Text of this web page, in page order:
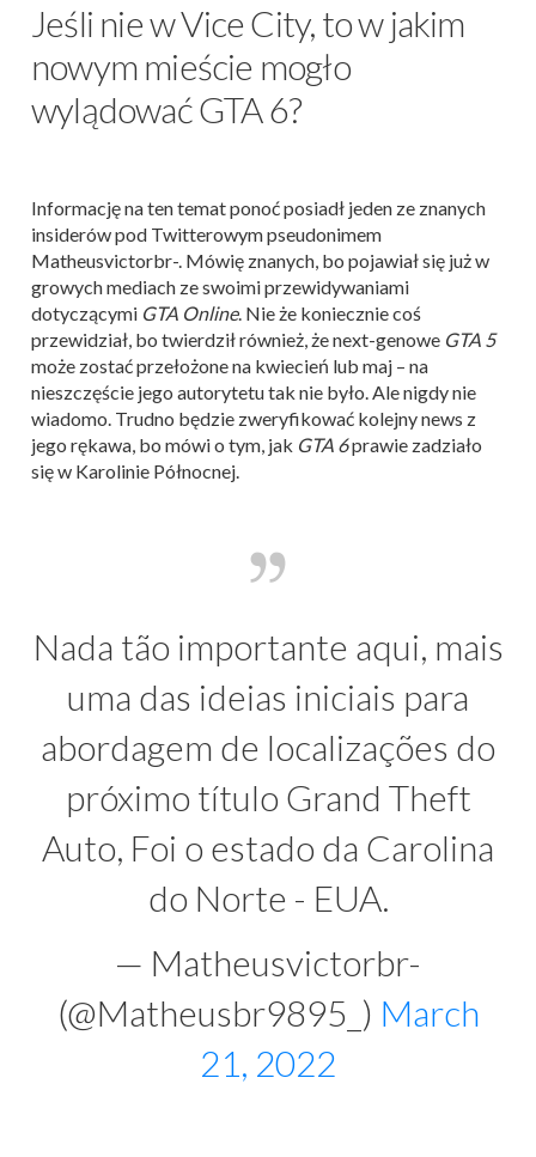
Jeśli nie w Vice City, to w jakim
nowym mieście mogło
wylądować GTA 6?
Informację na ten temat ponoć posiadł jeden ze znanych
insiderów pod Twitterowym pseudonimem
Matheusvictorbr-. Mówię znanych, bo pojawiał się już w
growych mediach ze swoimi przewidywaniami
dotyczącymi GTA Online. Nie że koniecznie coś
przewidział, bo twierdził również, że next-genowe GTA 5
może zostać przełożone na kwiecień lub maj – na
nieszczęście jego autorytetu tak nie było. Ale nigdy nie
wiadomo. Trudno będzie zweryfikować kolejny news z
jego rękawa, bo mówi o tym, jak GTA 6prawie zadziało
się w Karolinie Północnej.
Nada tão importante aqui, mais
uma das ideias iniciais para
abordagem de localizações do
próximo título Grand Theft
Auto, Foi o estado da Carolina
do Norte - EUA.
— Matheusvictorbr-
(@Matheusbr9895_) March
21, 2022